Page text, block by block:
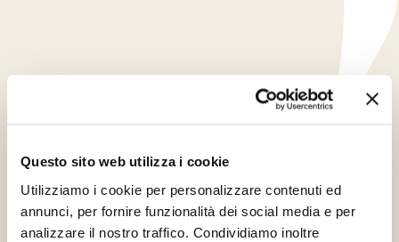
Questo sito web utilizza i cookie
Utilizziamo i cookie per personalizzare contenuti ed
annunci, per fornire funzionalità dei social media e per
analizzare il nostro traffico. Condividiamo inoltre